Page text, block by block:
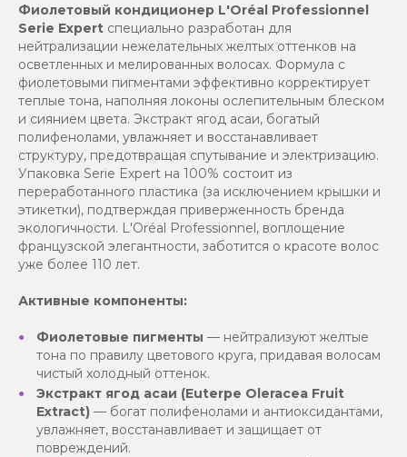
Фиолетовый кондиционер L'Oréal Professionnel
Serie Expert специально разработан для
нейтрализации нежелательных желтых оттенков на
осветленных и мелированных волосах. Формула с
фиолетовыми пигментами эффективно корректирует
теплые тона, наполняя локоны ослепительным блеском
и сиянием цвета. Экстракт ягод асаи, богатый
полифенолами, увлажняет и восстанавливает
структуру, предотвращая спутывание и электризацию.
Упаковка Serie Expert на 100% состоит из
переработанного пластика (за исключением крышки и
этикетки), подтверждая приверженность бренда
экологичности. L'Oréal Professionnel, воплощение
французской элегантности, заботится о красоте волос
уже более 110 лет.
Активные компоненты:
Фиолетовые пигменты — нейтрализуют желтые
тона по правилу цветового круга, придавая волосам
чистый холодный оттенок.
Экстракт ягод асаи (Euterpe Oleracea Fruit
Extract) — богат полифенолами и антиоксидантами,
увлажняет, восстанавливает и защищает от
повреждений.